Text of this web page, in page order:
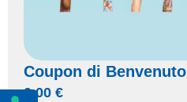
Coupon di Benvenuto
0,00 €